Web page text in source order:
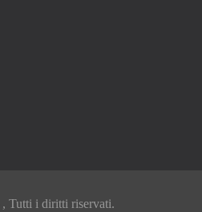
, Tutti i diritti riservati.